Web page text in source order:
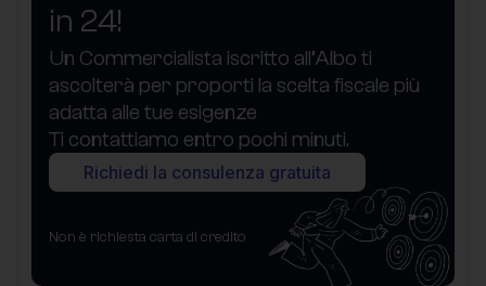
in 24!
Un Commercialista iscritto all’Albo ti
ascolterà per proporti la scelta fiscale più
adatta alle tue esigenze
Ti contattiamo entro pochi minuti.
Richiedi la consulenza gratuita
Non è richiesta carta di credito